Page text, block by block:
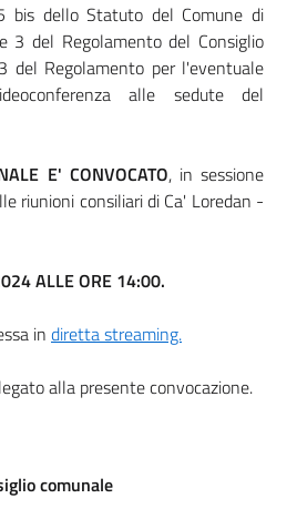
bis dello Statuto del Comune di
3 del Regolamento del Consiglio
del Regolamento per l'eventuale
alle sedute del
E' CONVOCATO, in sessione
riunioni consiliari di Ca' Loredan -
ALLE ORE 14:00.
in diretta streaming.
alla presente convocazione.
comunale